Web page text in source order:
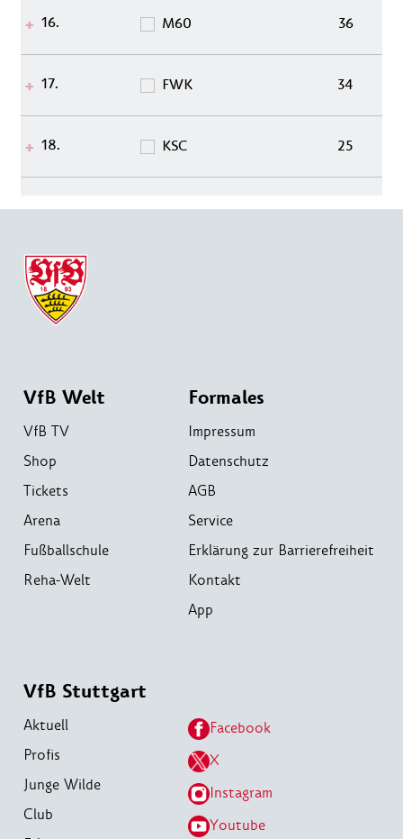
16. M60 36
17. FWK 34
18. KSC 25
VfB Welt
VfB TV
Shop
Tickets
Arena
Fußballschule
Reha-Welt
Formales
Impressum
Datenschutz
AGB
Service
Erklärung zur Barrierefreiheit
Kontakt
App
VfB Stuttgart
Aktuell
Profis
Junge Wilde
Club
Facebook
X
Instagram
Youtube